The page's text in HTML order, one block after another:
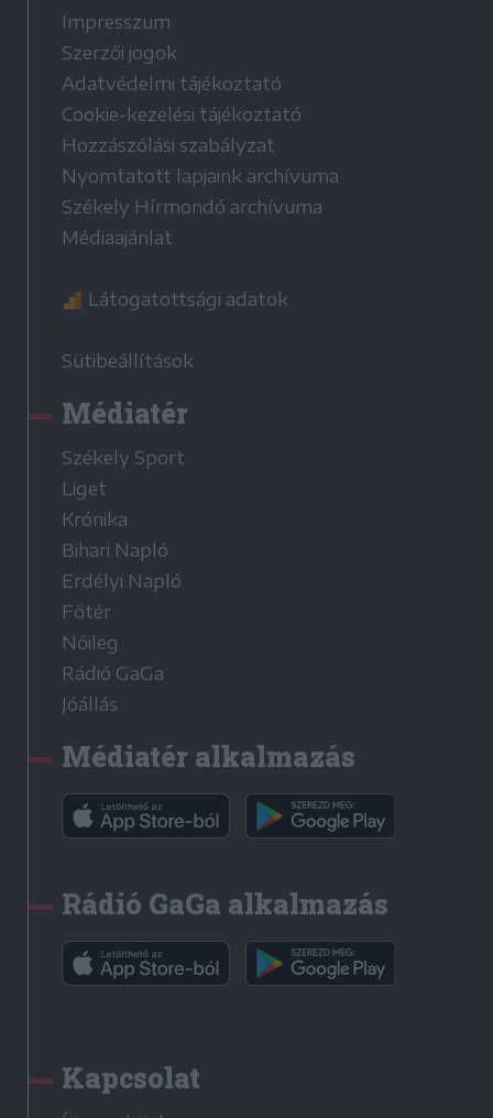
Impresszum
Szerzői jogok
Adatvédelmi tájékoztató
Cookie-kezelési tájékoztató
Hozzászólási szabályzat
Nyomtatott lapjaink archívuma
Székely Hírmondó archívuma
Médiaajánlat
Látogatottsági adatok
Sütibeállítások
Médiatér
Székely Sport
Liget
Krónika
Bihari Napló
Erdélyi Napló
Főtér
Nőileg
Rádió GaGa
Jóállás
Médiatér alkalmazás
Rádió GaGa alkalmazás
Kapcsolat